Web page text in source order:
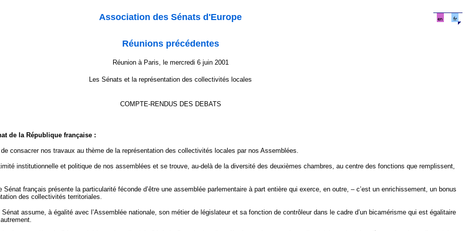
Association des Sénats d'Europe
Réunions précédentes
Réunion à Paris, le mercredi 6 juin 2001
Les Sénats et la représentation des collectivités locales
COMPTE-RENDUS DES DEBATS
de la République française :
consacrer nos travaux au thème de la représentation des collectivités locales par nos Assemblées.
institutionnelle et politique de nos assemblées et se trouve, au-delà de la diversité des deuxièmes chambres, au centre des fonctions que remplissent,
Sénat français présente la particularité féconde d’être une assemblée parlementaire à part entière qui exerce, en outre, – c’est un enrichissement, un bonus
des collectivités territoriales.
assume, à égalité avec l’Assemblée nationale, son métier de législateur et sa fonction de contrôleur dans le cadre d’un bicamérisme qui est égalitaire